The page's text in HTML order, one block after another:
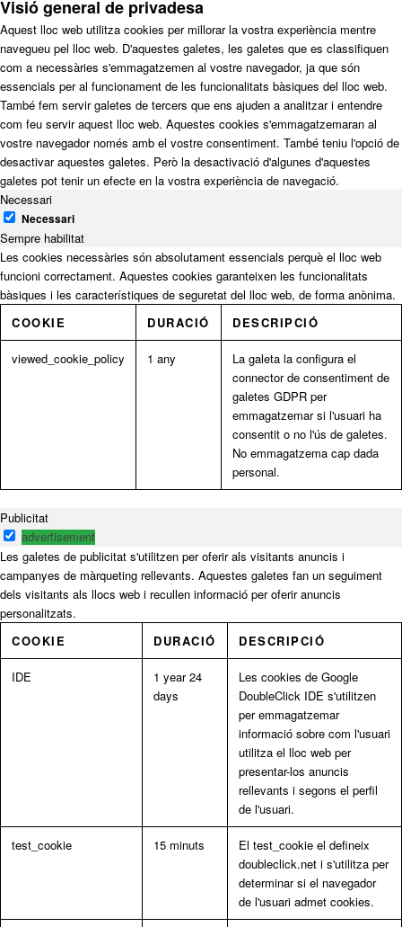
Visió general de privadesa
Aquest lloc web utilitza cookies per millorar la vostra experiència mentre
navegueu pel lloc web. D'aquestes galetes, les galetes que es classifiquen
com a necessàries s'emmagatzemen al vostre navegador, ja que són
essencials per al funcionament de les funcionalitats bàsiques del lloc web.
També fem servir galetes de tercers que ens ajuden a analitzar i entendre
com feu servir aquest lloc web. Aquestes cookies s'emmagatzemaran al
vostre navegador només amb el vostre consentiment. També teniu l'opció de
desactivar aquestes galetes. Però la desactivació d'algunes d'aquestes
galetes pot tenir un efecte en la vostra experiència de navegació.
Necessari
Necessari
Sempre habilitat
Les cookies necessàries són absolutament essencials perquè el lloc web
funcioni correctament. Aquestes cookies garanteixen les funcionalitats
bàsiques i les característiques de seguretat del lloc web, de forma anònima.
COOKIE
DURACIÓ DESCRIPCIÓ
viewed_cookie_policy 1 any
La galeta la configura el
connector de consentiment de
galetes GDPR per
emmagatzemar si l'usuari ha
consentit o no l'ús de galetes.
No emmagatzema cap dada
personal.
Publicitat
advertisement
Les galetes de publicitat s'utilitzen per oferir als visitants anuncis i
campanyes de màrqueting rellevants. Aquestes galetes fan un seguiment
dels visitants als llocs web i recullen informació per oferir anuncis
personalitzats.
COOKIE
DURACIÓ DESCRIPCIÓ
IDE
1 year 24
days
Les cookies de Google
DoubleClick IDE s'utilitzen
per emmagatzemar
informació sobre com l'usuari
utilitza el lloc web per
presentar-los anuncis
rellevants i segons el perfil
de l'usuari.
test_cookie 15 minuts
El test_cookie el defineix
doubleclick.net i s'utilitza per
determinar si el navegador
de l'usuari admet cookies.